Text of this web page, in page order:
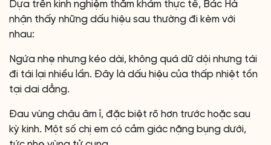
Dựa trên kinh nghiệm thăm khám thực tế, Bác Hà
nhận thấy những dấu hiệu sau thường đi kèm với
nhau:
Ngứa nhẹ nhưng kéo dài, không quá dữ dội nhưng tái
đi tái lại nhiều lần. Đây là dấu hiệu của thấp nhiệt tồn
tại dai dẳng.
Đau vùng chậu âm ỉ, đặc biệt rõ hơn trước hoặc sau
kỳ kinh. Một số chị em có cảm giác nặng bụng dưới,